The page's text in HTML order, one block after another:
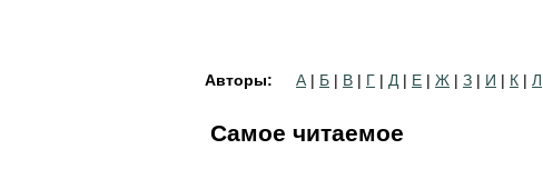
Авторы: А | Б | В | Г | Д | Е | Ж | З | И | К | Л
Самое читаемое